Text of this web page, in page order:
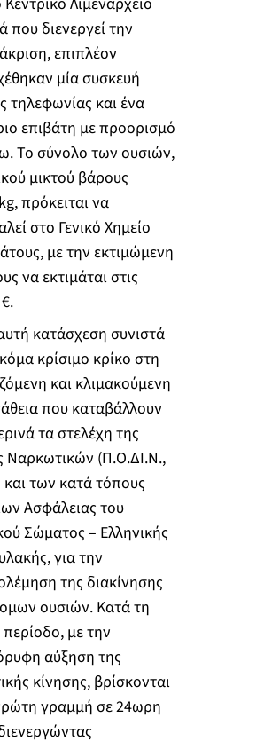
που διενεργεί την
επιπλέον
μία συσκευή
τηλεφωνίας και ένα
επιβάτη με προορισμό
Το σύνολο των ουσιών,
μικτού βάρους
πρόκειται να
στο Γενικό Χημείο
με την εκτιμώμενη
να εκτιμάται στις
κατάσχεση συνιστά
κρίσιμο κρίκο στη
και κλιμακούμενη
που καταβάλλουν
τα στελέχη της
Ναρκωτικών (Π.Ο.ΔΙ.Ν.,
και των κατά τόπους
Ασφάλειας του
Σώματος – Ελληνικής
για την
της διακίνησης
ουσιών. Κατά τη
περίοδο, με την
αύξηση της
κίνησης, βρίσκονται
γραμμή σε 24ωρη